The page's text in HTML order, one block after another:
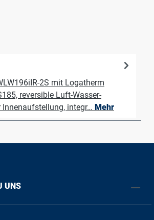
2S mit Logatherm
reversible Luft-Wasser-
integr… Mehr
UNS